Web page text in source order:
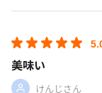
美味い
けんじさん